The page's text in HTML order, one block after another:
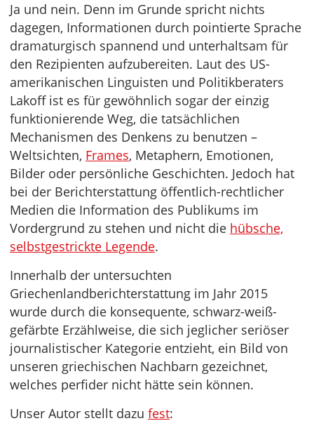
Ja und nein. Denn im Grunde spricht nichts
dagegen, Informationen durch pointierte Sprache
dramaturgisch spannend und unterhaltsam für
den Rezipienten aufzubereiten. Laut des US-
amerikanischen Linguisten und Politikberaters
Lakoff ist es für gewöhnlich sogar der einzig
funktionierende Weg, die tatsächlichen
Mechanismen des Denkens zu benutzen –
Weltsichten, Frames, Metaphern, Emotionen,
Bilder oder persönliche Geschichten. Jedoch hat
bei der Berichterstattung öffentlich-rechtlicher
Medien die Information des Publikums im
Vordergrund zu stehen und nicht die hübsche,
selbstgestrickte Legende.
Innerhalb der untersuchten
Griechenlandberichterstattung im Jahr 2015
wurde durch die konsequente, schwarz-weiß-
gefärbte Erzählweise, die sich jeglicher seriöser
journalistischer Kategorie entzieht, ein Bild von
unseren griechischen Nachbarn gezeichnet,
welches perfider nicht hätte sein können.
Unser Autor stellt dazu fest: